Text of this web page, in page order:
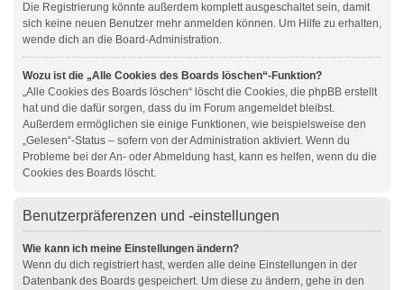
Die Registrierung könnte außerdem komplett ausgeschaltet sein, damit
sich keine neuen Benutzer mehr anmelden können. Um Hilfe zu erhalten,
wende dich an die Board-Administration.
Wozu ist die „Alle Cookies des Boards löschen“-Funktion?
„Alle Cookies des Boards löschen“ löscht die Cookies, die phpBB erstellt
hat und die dafür sorgen, dass du im Forum angemeldet bleibst.
Außerdem ermöglichen sie einige Funktionen, wie beispielsweise den
„Gelesen“-Status – sofern von der Administration aktiviert. Wenn du
Probleme bei der An- oder Abmeldung hast, kann es helfen, wenn du die
Cookies des Boards löscht.
Benutzerpräferenzen und -einstellungen
Wie kann ich meine Einstellungen ändern?
Wenn du dich registriert hast, werden alle deine Einstellungen in der
Datenbank des Boards gespeichert. Um diese zu ändern, gehe in den